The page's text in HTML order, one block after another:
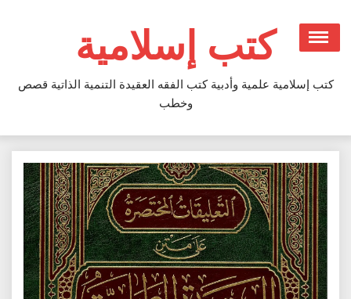
content
كتب إسلامية
كتب إسلامية علمية وأدبية كتب الفقه العقيدة التنمية الذاتية قصص
وخطب